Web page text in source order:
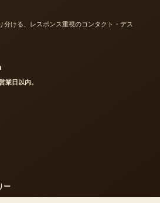
分ける、レスポンス重視のコンタクト・デス
業日以内。
ー